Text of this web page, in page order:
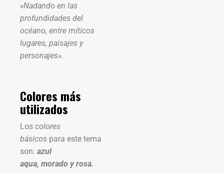
«Nadando en las
profundidades del
océano, entre míticos
lugares, paisajes y
personajes».
Colores más
utilizados
Los colores
básicos para este tema
son: azul
aqua, morado y rosa.